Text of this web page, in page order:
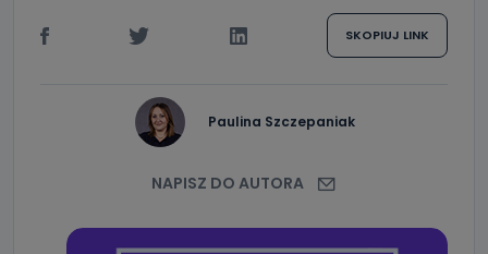
SKOPIUJ LINK
Paulina Szczepaniak
NAPISZ DO AUTORA